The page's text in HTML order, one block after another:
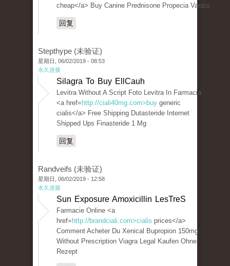
cheap</a> Buy Canine Prednisone Propecia Varata
回复
Stepthype (未验证)
星期日, 06/02/2019 - 08:53
永久连接
Silagra To Buy EllCauh
Levitra Without A Script Foto Levitra In Farmacia
<a href= http://ciali40mg.com>buy generic
cialis</a> Free Shipping Dutasteride Internet
Shipped Ups Finasteride 1 Mg
回复
Randveifs (未验证)
星期日, 06/02/2019 - 12:58
永久连接
Sun Exposure Amoxicillin LesTreS
Farmacie Online <a
href= http://brandciali.com>cialis prices</a>
Comment Acheter Du Xenical Bupropion 150mg
Without Prescription Viagra Legal Kaufen Ohne
Rezept